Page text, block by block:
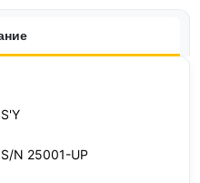
N 25001-UP